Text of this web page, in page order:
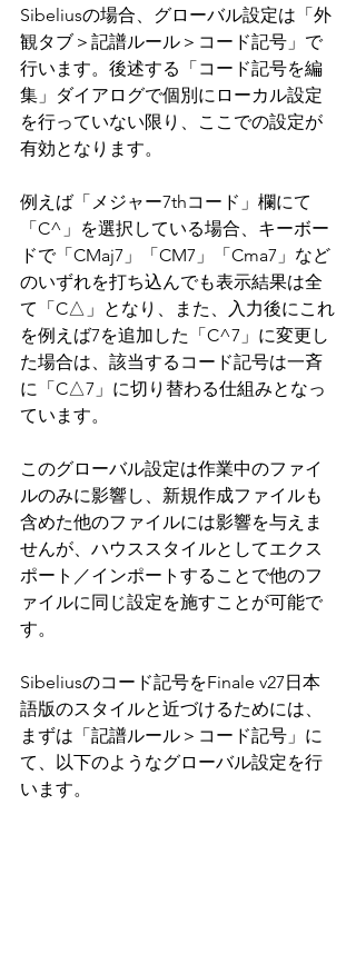
Sibeliusの場合、グローバル設定は「外
観タブ＞記譜ルール＞コード記号」で
行います。後述する「コード記号を編
集」ダイアログで個別にローカル設定
を行っていない限り、ここでの設定が
有効となります。
例えば「メジャー7thコード」欄にて
「C^」を選択している場合、キーボー
ドで「CMaj7」「CM7」「Cma7」など
のいずれを打ち込んでも表示結果は全
て「C△」となり、また、入力後にこれ
を例えば7を追加した「C^7」に変更し
た場合は、該当するコード記号は一斉
に「C△7」に切り替わる仕組みとなっ
ています。
このグローバル設定は作業中のファイ
ルのみに影響し、新規作成ファイルも
含めた他のファイルには影響を与えま
せんが、ハウススタイルとしてエクス
ポート／インポートすることで他のフ
ァイルに同じ設定を施すことが可能で
す。
Sibeliusのコード記号をFinale v27日本
語版のスタイルと近づけるためには、
まずは「記譜ルール＞コード記号」に
て、以下のようなグローバル設定を行
います。